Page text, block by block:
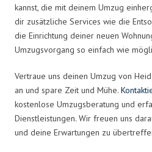
kannst, die mit deinem Umzug
dir zusätzliche Services wie die
die Einrichtung deiner neuen
Umzugsvorgang so einfach wie
Vertraue uns deinen Umzug von
an und spare Zeit und Mühe.
kostenlose Umzugsberatung und
Dienstleistungen. Wir freuen uns
und deine Erwartungen zu